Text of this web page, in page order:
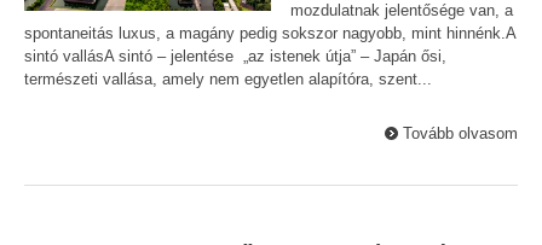
mozdulatnak jelentősége van, a
spontaneitás luxus, a magány pedig sokszor nagyobb, mint hinnénk.A
sintó vallásA sintó – jelentése „az istenek útja” – Japán ősi,
természeti vallása, amely nem egyetlen alapítóra, szent...
Tovább olvasom